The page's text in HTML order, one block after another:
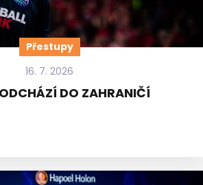
Přestupy
16. 7. 2026
DO ZAHRANIČÍ